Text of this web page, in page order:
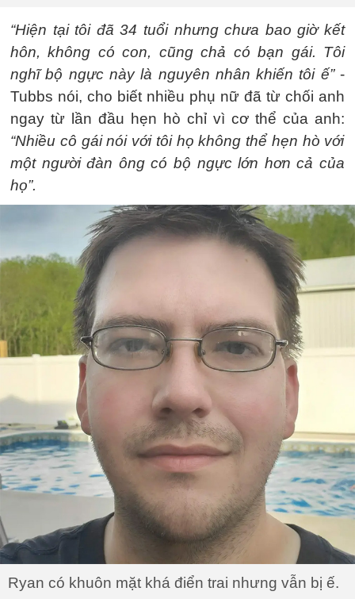
“Hiện tại tôi đã 34 tuổi nhưng chưa bao giờ kết
hôn, không có con, cũng chả có bạn gái. Tôi
nghĩ bộ ngực này là nguyên nhân khiến tôi ế”-
Tubbs nói, cho biết nhiều phụ nữ đã từ chối anh
ngay từ lần đầu hẹn hò chỉ vì cơ thể của anh:
“Nhiều cô gái nói với tôi họ không thể hẹn hò với
một người đàn ông có bộ ngực lớn hơn cả của
họ”.
Ryan có khuôn mặt khá điển trai nhưng vẫn bị ế.